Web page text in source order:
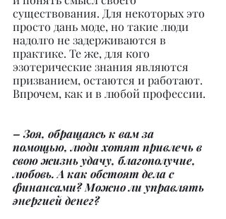
существования. Для некоторых это
просто дань моде, но такие люди
надолго не задерживаются в
практике. Те же, для кого
эзотерические знания являются
призванием, остаются и работают.
Впрочем, как и в любой профессии.
– Зоя, обращаясь к вам за
помощью, люди хотят привлечь в
свою жизнь удачу, благополучие,
любовь. А как обстоят дела с
финансами? Можно ли управлять
энергией денег?